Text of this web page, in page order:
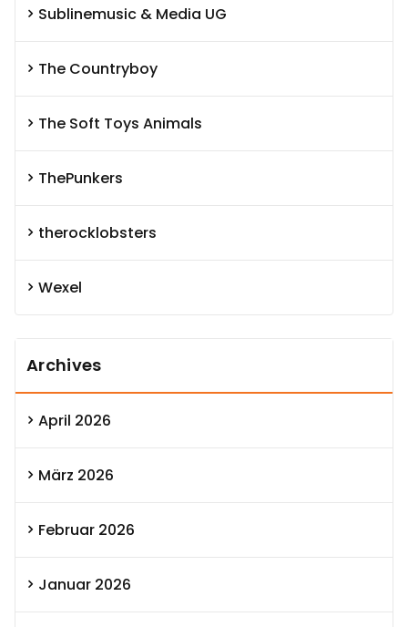
Sublinemusic & Media UG
The Countryboy
The Soft Toys Animals
ThePunkers
therocklobsters
Wexel
Archives
April 2026
März 2026
Februar 2026
Januar 2026